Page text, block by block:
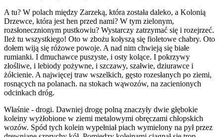
A tu? W polach między Zarzeką, która została daleko, a Kolonią
Drzewce, która jest hen przed nami? W tym zielonym,
rozsłonecznionym pustkowiu? Wystarczy zatrzymać się i rozejrzeć.
Ileż tu wszystkiego! Oto w zbożu kołyszą się fioletowe chabry. Oto
dołem wiją się różowe powoje. A nad nim chwieją się białe
rumianki. I dmuchawce puszyste, i osty kolące. I pokrzywy
złośliwe, i lebiody pożywne, i szczawy, szałwie, dziurawce i
żółcienie. A najwięcej traw wszelkich, gęsto rozesłanych po ziemi,
rosnących na polanach. na stokach wąwozów, na zacienionych
odcinkach dróg.
Właśnie - drogi. Dawniej drogę polną znaczyły dwie głębokie
koleiny wyżłobione w ziemi metalowymi obręczami chłopskich
wozów. Spód tych kolein wypełniał piach wymielony na pył przez